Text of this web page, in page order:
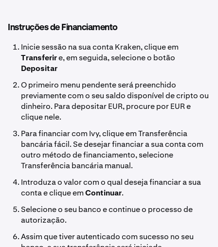
Instruções de Financiamento
Inicie sessão na sua conta Kraken, clique em
Transferire, em seguida, selecione o botão
Depositar
O primeiro menu pendente será preenchido
previamente com o seu saldo disponível de cripto ou
dinheiro. Para depositar EUR, procure por EUR e
clique nele.
Para financiar com Ivy, clique em Transferência
bancária fácil. Se desejar financiar a sua conta com
outro método de financiamento, selecione
Transferência bancária manual.
Introduza o valor com o qual deseja financiar a sua
conta e clique emContinuar.
Selecione o seu banco e continue o processo de
autorização.
Assim que tiver autenticado com sucesso no seu